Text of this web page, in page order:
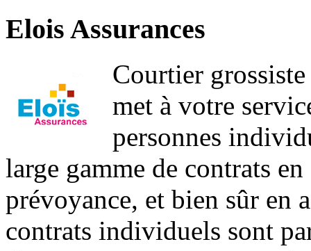
Elois Assurances
Courtier grossiste
met à votre
personnes
large gamme de contrats
prévoyance, et bien sûr en
contrats individuels sont